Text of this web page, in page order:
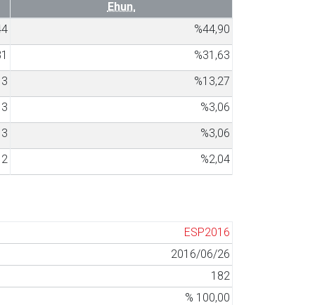
Ehun.
%44,90
%31,63
%13,27
3
%3,06
3
%3,06
2 %2,04
ESP2016
2016/06/26
182
% 100,00